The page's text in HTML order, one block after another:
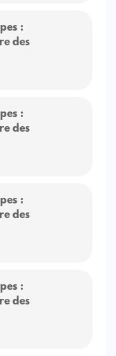
:
des
:
des
:
des
:
des